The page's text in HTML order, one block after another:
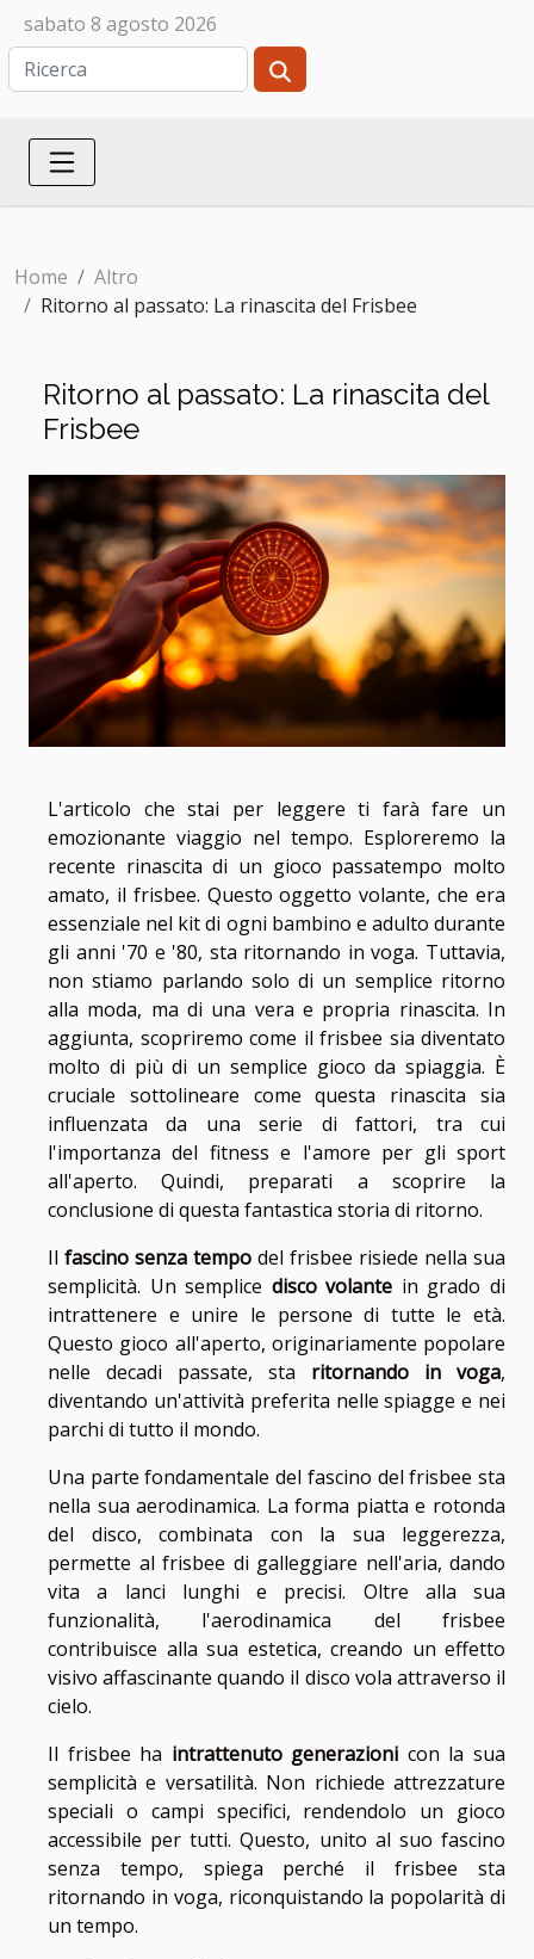
sabato 8 agosto 2026
Home
Altro
Ritorno al passato: La rinascita del Frisbee
Ritorno al passato: La rinascita del
Frisbee
L'articolo che stai per leggere ti farà fare un
emozionante viaggio nel tempo. Esploreremo la
recente rinascita di un gioco passatempo molto
amato, il frisbee. Questo oggetto volante, che era
essenziale nel kit di ogni bambino e adulto durante
gli anni '70 e '80, sta ritornando in voga. Tuttavia,
non stiamo parlando solo di un semplice ritorno
alla moda, ma di una vera e propria rinascita. In
aggiunta, scopriremo come il frisbee sia diventato
molto di più di un semplice gioco da spiaggia. È
cruciale sottolineare come questa rinascita sia
influenzata da una serie di fattori, tra cui
l'importanza del fitness e l'amore per gli sport
all'aperto. Quindi, preparati a scoprire la
conclusione di questa fantastica storia di ritorno.
Il fascino senza tempo del frisbee risiede nella sua
semplicità. Un semplice disco volante in grado di
intrattenere e unire le persone di tutte le età.
Questo gioco all'aperto, originariamente popolare
nelle decadi passate, sta ritornando in voga,
diventando un'attività preferita nelle spiagge e nei
parchi di tutto il mondo.
Una parte fondamentale del fascino del frisbee sta
nella sua aerodinamica. La forma piatta e rotonda
del disco, combinata con la sua leggerezza,
permette al frisbee di galleggiare nell'aria, dando
vita a lanci lunghi e precisi. Oltre alla sua
funzionalità, l'aerodinamica del frisbee
contribuisce alla sua estetica, creando un effetto
visivo affascinante quando il disco vola attraverso il
cielo.
Il frisbee ha intrattenuto generazioni con la sua
semplicità e versatilità. Non richiede attrezzature
speciali o campi specifici, rendendolo un gioco
accessibile per tutti. Questo, unito al suo fascino
senza tempo, spiega perché il frisbee sta
ritornando in voga, riconquistando la popolarità di
un tempo.